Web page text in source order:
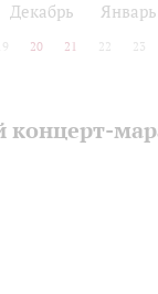
Декабрь Январь
19 20 21 22 23
концерт-